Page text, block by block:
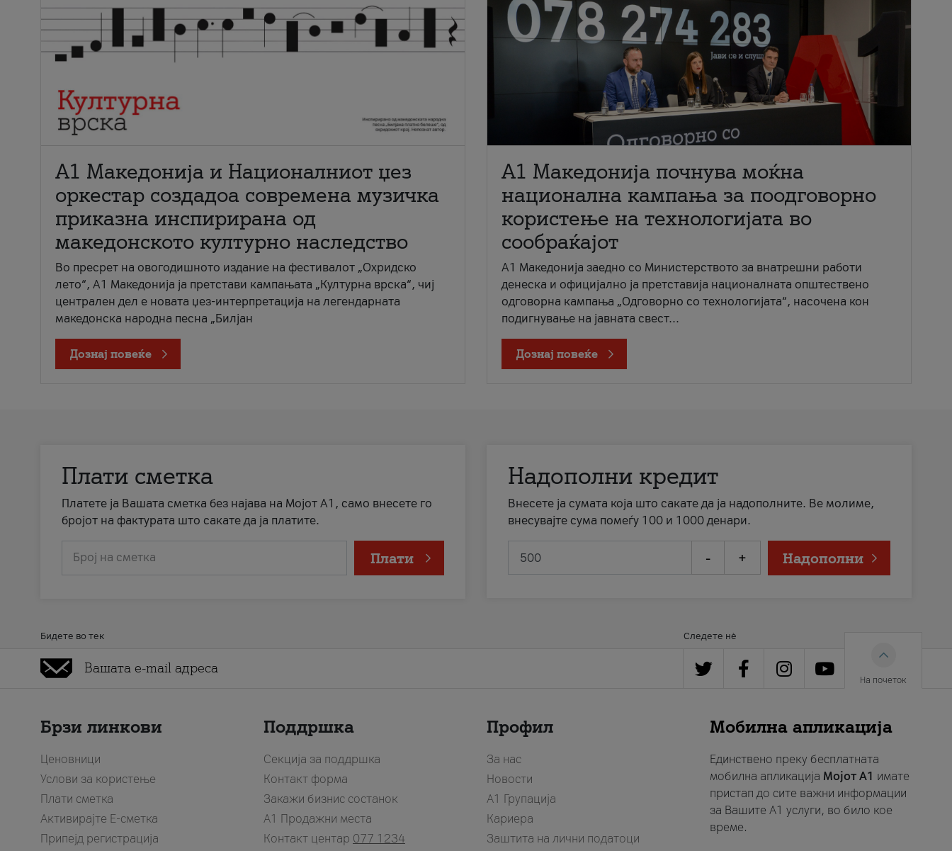
А1 Македонија и Националниот џез
оркестар создадоа современа музичка
приказна инспирирана од
македонското културно наследство
Во пресрет на овогодишното издание на фестивалот „Охридско
лето“, А1 Македонија ја претстави кампањата „Културна врска“, чиј
централен дел е новата џез-интерпретација на легендарната
македонска народна песна „Билјан
Дознај повеќе
A1 Македонија почнува моќна
национална кампања за поодговорно
користење на технологијата во
сообраќајот
A1 Македонија заедно со Министерството за внатрешни работи
денеска и официјално ја претставија националната општествено
одговорна кампања „Одговорно со технологијата“, насочена кон
подигнување на јавната свест...
Дознај повеќе
Плати сметка
Платете ја Вашата сметка без најава на Мојот А1, само внесете го
бројот на фактурата што сакате да ја платите.
Број на сметка Плати
Надополни кредит
Внесете ја сумата која што сакате да ја надополните. Ве молиме,
внесувајте сума помеѓу 100 и 1000 денари.
- + Надополни
Бидете во тек Следете нè
На почеток
Брзи линкови
Ценовници
Услови за користење
Плати сметка
Активирајте Е-сметка
Припејд регистрација
Поддршка
Секција за поддршка
Контакт форма
Закажи бизнис состанок
A1 Продажни места
Контакт центар 077 1234
Профил
За нас
Новости
А1 Групација
Кариера
Заштита на лични податоци
Мобилна апликација
Единствено преку бесплатната
мобилна апликација Мојот A1 имате
пристап до сите важни информации
за Вашите A1 услуги, во било кое
време.